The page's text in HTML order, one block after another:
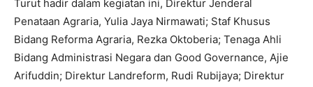
Turut hadir dalam kegiatan ini, Direktur Jenderal
Penataan Agraria, Yulia Jaya Nirmawati; Staf Khusus
Bidang Reforma Agraria, Rezka Oktoberia; Tenaga Ahli
Bidang Administrasi Negara dan Good Governance, Ajie
Arifuddin; Direktur Landreform, Rudi Rubijaya; Direktur